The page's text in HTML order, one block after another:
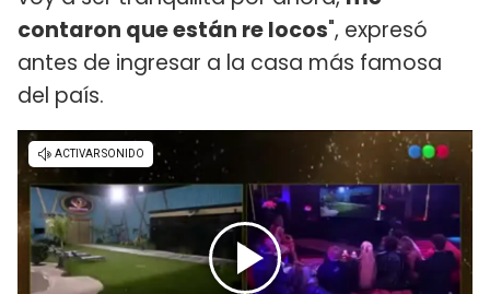
contaron que están re locos", expresó
antes de ingresar a la casa más famosa
del país.